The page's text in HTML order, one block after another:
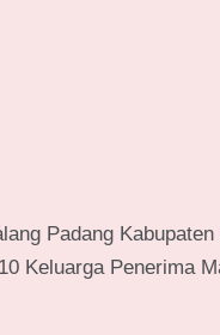
Padang
Keluarga Penerima